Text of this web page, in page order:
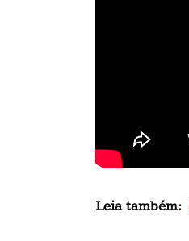
Leia também: